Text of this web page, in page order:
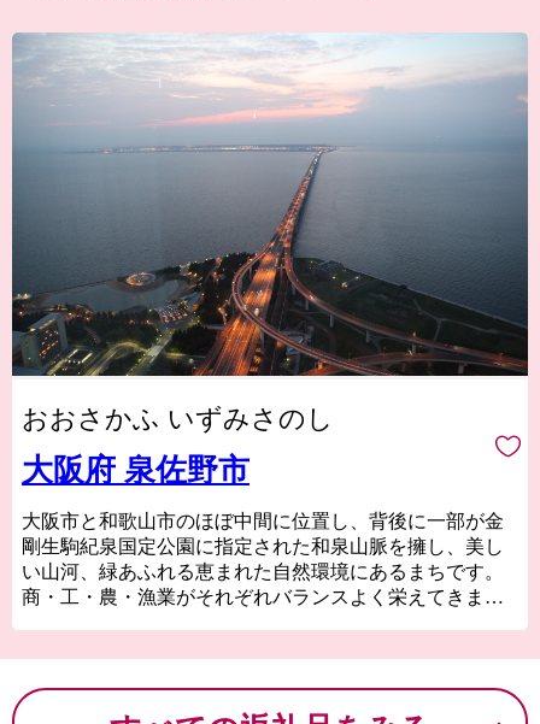
おおさかふ いずみさのし
大阪府 泉佐野市
大阪市と和歌山市のほぼ中間に位置し、背後に一部が金
剛生駒紀泉国定公園に指定された和泉山脈を擁し、美し
い山河、緑あふれる恵まれた自然環境にあるまちです。
商・工・農・漁業がそれぞれバランスよく栄えてきまし
結ぶ玄関都市として、21世紀にふさわしい国際都市をめ